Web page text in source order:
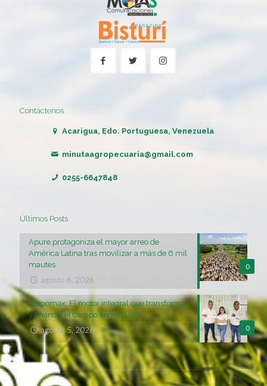
Contáctenos
Acarigua, Edo. Portuguesa, Venezuela
minutaagropecuaria@gmail.com
0255-6647848
Últimos Posts
0
Apure protagoniza el mayor arreo de
América Latina tras movilizar a más de 6 mil
mautes
agosto 6, 2026
0
Corpomax: El motor integral que transforma
y financia el campo venezolano
agosto 5, 2026